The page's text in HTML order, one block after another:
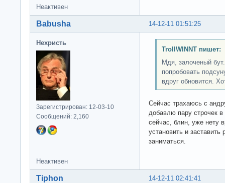
Неактивен
14-12-11 01:51:25
Babusha
Нехристь
Зарегистрирован: 12-03-10
Сообщений: 2,160
TrollWINNT пишет:
Мдя, залоченый
попробовать
вдруг обновится.
Сейчас трахаюсь с
добавлю пару строчек в
сейчас, блин, уже нету
установить и
заниматься.
Неактивен
14-12-11 02:41:41
Tiphon